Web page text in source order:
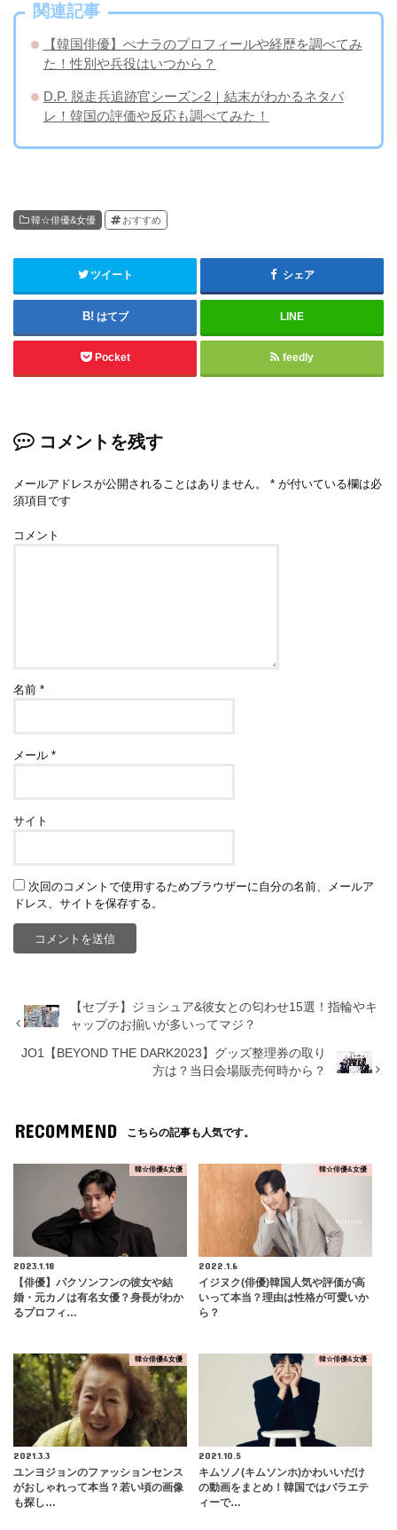
関連記事
【韓国俳優】ぺナラのプロフィールや経歴を調べてみ
た！性別や兵役はいつから？
D.P. 脱走兵追跡官シーズン2｜結末がわかるネタバ
レ！韓国の評価や反応も調べてみた！
韓☆俳優&女優 おすすめ
ツイート シェア
はてブ LINE
Pocket feedly
コメントを残す
メールアドレスが公開されることはありません。 * が付いている欄は必
須項目です
コメント
名前*
メール*
サイト
次回のコメントで使用するためブラウザーに自分の名前、メールア
ドレス、サイトを保存する。
【セブチ】ジョシュア&彼女との匂わせ15選！指輪やキ
ャップのお揃いが多いってマジ？
JO1【BEYOND THE DARK2023】グッズ整理券の取り
方は？当日会場販売何時から？
RECOMMEND こちらの記事も人気です。
韓☆俳優&女優
2023.1.18
【俳優】パクソンフンの彼女や結
婚・元カノは有名女優？身長がわか
るプロフィ…
韓☆俳優&女優
2022.1.6
イジヌク(俳優)韓国人気や評価が高
いって本当？理由は性格が可愛いか
ら？
韓☆俳優&女優
2021.3.3
​ユンヨジョンのファッションセンス
がおしゃれって本当？若い頃の画像
も探し…
韓☆俳優&女優
2021.10.5
キムソノ(キムソンホ)かわいいだけ
の動画をまとめ！韓国ではバラエテ
ィーで…